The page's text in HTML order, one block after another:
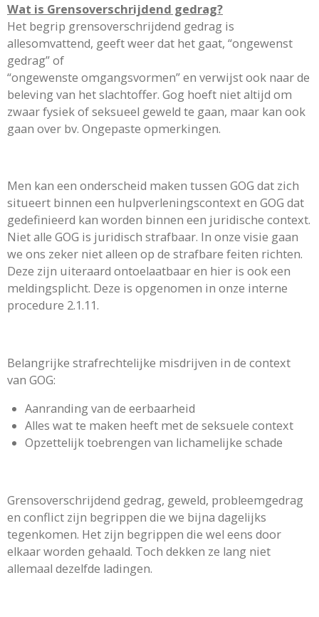
Wat is Grensoverschrijdend gedrag?
Het begrip grensoverschrijdend gedrag is
allesomvattend, geeft weer dat het gaat, “ongewenst
gedrag” of
“ongewenste omgangsvormen” en verwijst ook naar de
beleving van het slachtoffer. Gog hoeft niet altijd om
zwaar fysiek of seksueel geweld te gaan, maar kan ook
gaan over bv. Ongepaste opmerkingen.
Men kan een onderscheid maken tussen GOG dat zich
situeert binnen een hulpverleningscontext en GOG dat
gedefinieerd kan worden binnen een juridische context.
Niet alle GOG is juridisch strafbaar. In onze visie gaan
we ons zeker niet alleen op de strafbare feiten richten.
Deze zijn uiteraard ontoelaatbaar en hier is ook een
meldingsplicht. Deze is opgenomen in onze interne
procedure 2.1.11.
Belangrijke strafrechtelijke misdrijven in de context
van GOG:
Aanranding van de eerbaarheid
Alles wat te maken heeft met de seksuele context
Opzettelijk toebrengen van lichamelijke schade
Grensoverschrijdend gedrag, geweld, probleemgedrag
en conflict zijn begrippen die we bijna dagelijks
tegenkomen. Het zijn begrippen die wel eens door
elkaar worden gehaald. Toch dekken ze lang niet
allemaal dezelfde ladingen.